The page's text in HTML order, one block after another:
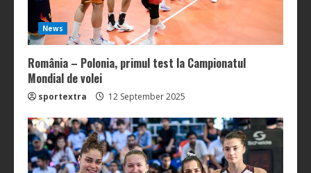
News
România – Polonia, primul test la Campionatul
Mondial de volei
sportextra 12 September 2025